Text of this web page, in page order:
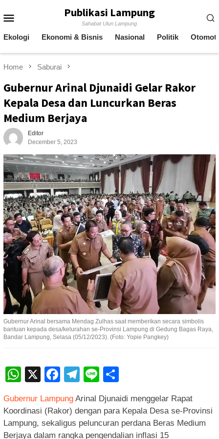
to
Publikasi Lampung
Sahabat Ulun Lampung
Ekologi Ekonomi & Bisnis Nasional Politik
Home Saburai
Gubernur Arinal Djunaidi Gelar Rakor
Kepala Desa dan Luncurkan Beras
Medium Berjaya
Editor
December 5, 2023
Gubernur Arinal bersama Mendag Zulhas saat memberikan secara simbolis
bantuan kepada desa/kelurahan se-Provinsi Lampung di Gedung Bagas Raya,
Bandar Lampung, Selasa (05/12/2023). (Foto: Yopie Pangkey)
WhatsApp
X Facebook
Telegram
Line
Gubernur Lampung Arinal Djunaidi menggelar Rapat
Koordinasi (Rakor) dengan para Kepala Desa se-Provinsi
Lampung, sekaligus peluncuran perdana Beras Medium
Berjaya dalam rangka pengendalian inflasi 15